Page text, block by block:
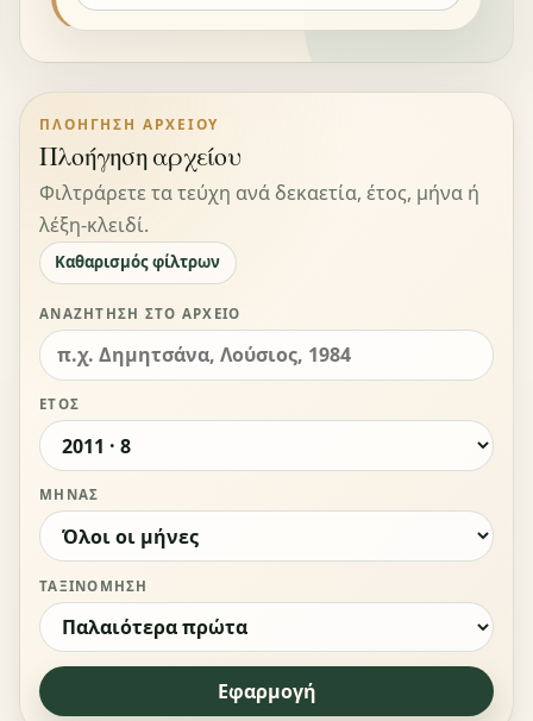
ΠΛΟΉΓΗΣΗ ΑΡΧΕΊΟΥ
Πλοήγηση αρχείου
Φιλτράρετε τα τεύχη ανά δεκαετία, έτος, μήνα ή
λέξη-κλειδί.
Καθαρισμός φίλτρων
ΑΝΑΖΉΤΗΣΗ ΣΤΟ ΑΡΧΕΊΟ
ΈΤΟΣ
ΜΉΝΑΣ
ΤΑΞΙΝΌΜΗΣΗ
Εφαρμογή